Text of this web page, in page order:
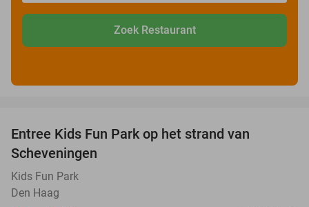
Zoek Restaurant
Entree Kids Fun Park op het strand van
Scheveningen
Kids Fun Park
Den Haag